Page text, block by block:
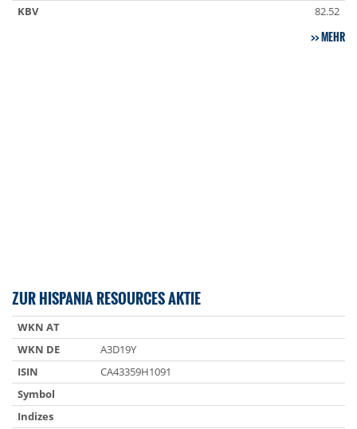
KBV
82.52
MEHR
ZUR HISPANIA RESOURCES AKTIE
WKN AT
WKN DE
A3D19Y
ISIN
CA43359H1091
Symbol
Indizes